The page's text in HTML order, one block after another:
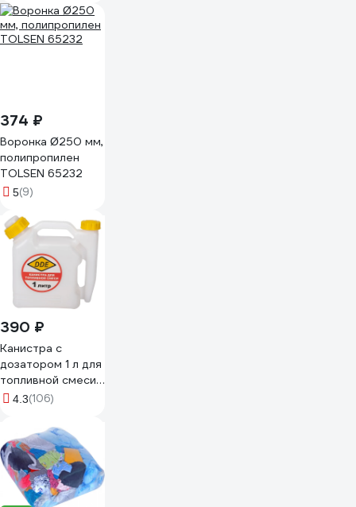
автомобильный,150мл
Vitatools shprits-
dlya-zhidkostey-
374 ₽
Воронка Ø250 мм,
полипропилен
TOLSEN 65232
5(9)
390 ₽
Канистра с
дозатором 1 л для
топливной смеси
DDE 247-002
4.3(106)